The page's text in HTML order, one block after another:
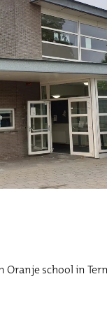
school in